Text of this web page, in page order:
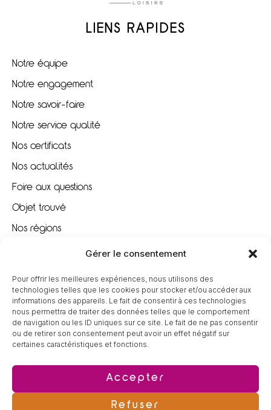
Gérer le consentement
Pour offrir les meilleures expériences, nous utilisons des
technologies telles que les cookies pour stocker et/ou accéder aux
informations des appareils. Le fait de consentir à ces technologies
nous permettra de traiter des données telles que le comportement
de navigation ou les ID uniques sur ce site. Le fait de ne pas consentir
ou de retirer son consentement peut avoir un effet négatif sur
certaines caractéristiques et fonctions.
Accepter
Refuser
LIENS RAPIDES
Notre équipe
Notre engagement
Notre savoir-faire
Notre service qualité
Nos certificats
Nos actualités
Foire aux questions
Objet trouvé
Nos régions
À VOTRE ÉCOUTE
09 80 80 85 96